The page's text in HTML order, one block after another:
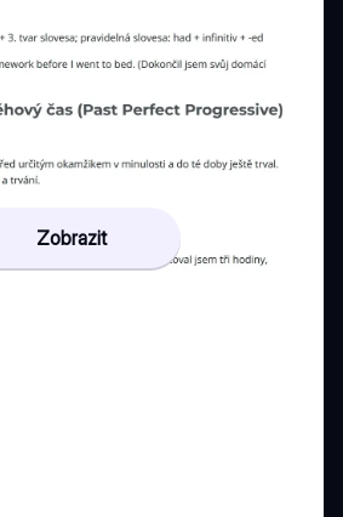
Zobrazit